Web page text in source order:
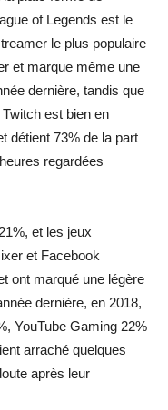
of Legends est le
le plus populaire
et marque même une
dernière, tandis que
est bien en
détient 73% de la part
regardées
et les jeux
et Facebook
ont marqué une légère
dernière, en 2018,
YouTube Gaming 22%
arraché quelques
après leur